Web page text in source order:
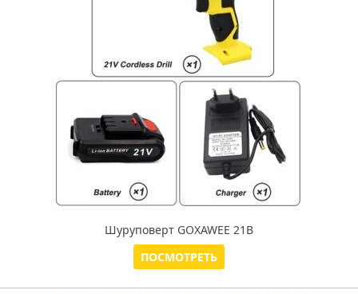
Шуруповерт GOXAWEE 21В
ПОСМОТРЕТЬ